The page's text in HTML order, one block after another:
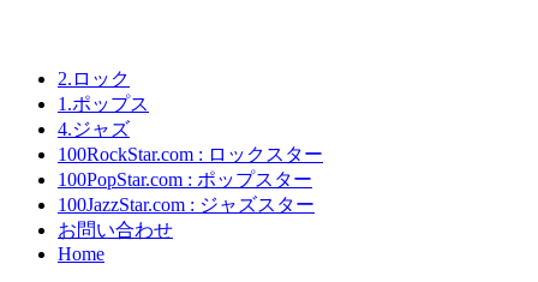
2.ロック
1.ポップス
4.ジャズ
100RockStar.com : ロックスター
100PopStar.com : ポップスター
100JazzStar.com : ジャズスター
お問い合わせ
Home